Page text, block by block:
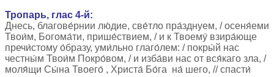
Тропарь, глас 4-й:
Днесь, благове́рнии лю́дие, све́тло пра́зднуем, / осеня́еми
Твои́м, Богома́ти, прише́ствием, / и к Твоему́ взира́юще
пречи́стому о́бразу, уми́льно глаго́лем: / покры́й нас
честны́м Твои́м Покро́вом, / и изба́ви нас от вся́каго зла, /
моля́щи Сы́на Твоего́ , Христа́ Бо́га на́ шего, // спасти́